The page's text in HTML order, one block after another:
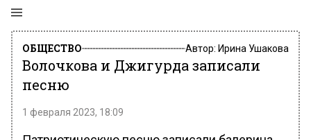
ОБЩЕСТВО Автор: Ирина Ушакова
Волочкова и Джигурда записали
песню
1 февраля 2023, 18:09